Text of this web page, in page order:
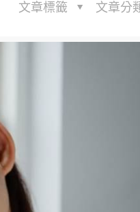
文章分
文章標籤